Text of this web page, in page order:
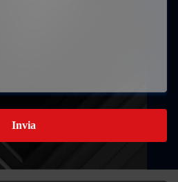
Invia